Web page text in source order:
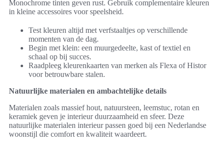
Monochrome tinten geven rust. Gebruik complementaire kleuren
in kleine accessoires voor speelsheid.
Test kleuren altijd met verfstaaltjes op verschillende
momenten van de dag.
Begin met klein: een muurgedeelte, kast of textiel en
schaal op bij succes.
Raadpleeg kleurenkaarten van merken als Flexa of Histor
voor betrouwbare stalen.
Natuurlijke materialen en ambachtelijke details
Materialen zoals massief hout, natuursteen, leemstuc, rotan en
keramiek geven je interieur duurzaamheid en sfeer. Deze
natuurlijke materialen interieur passen goed bij een Nederlandse
woonstijl die comfort en kwaliteit waardeert.